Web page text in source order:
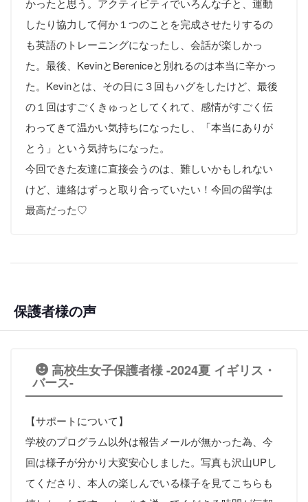
かったと思う。アクティビティでいろんな子と、運動
したり協力して何か１つのことを完成させたりするの
も英語のトレーニングになったし、会話が楽しかっ
た。最後、 KevinとBereniceと別れるのは本当に辛かっ
た。 Kevinとは、その日に３回もハグをしたけど、最後
の１回はすごくきゅっとしてくれて、感情がすごく伝
わってきて温かい気持ちになったし、「本当にありが
とう」という気持ちになった。
今回できた友達に直接会うのは、難しいかもしれない
けど、連絡はずっと取り合っていたい！今回の留学は
最高だった♡
保護者様の声
高校生女子保護者様 -2024夏 イギリス・
バース-
【サポートについて】
学校のプログラム以外は報告メールが無かった為、今
回は様子が分かり大変安心しました。写真も沢山UPし
てくださり、本人の楽しんでいる様子を見てこちらも